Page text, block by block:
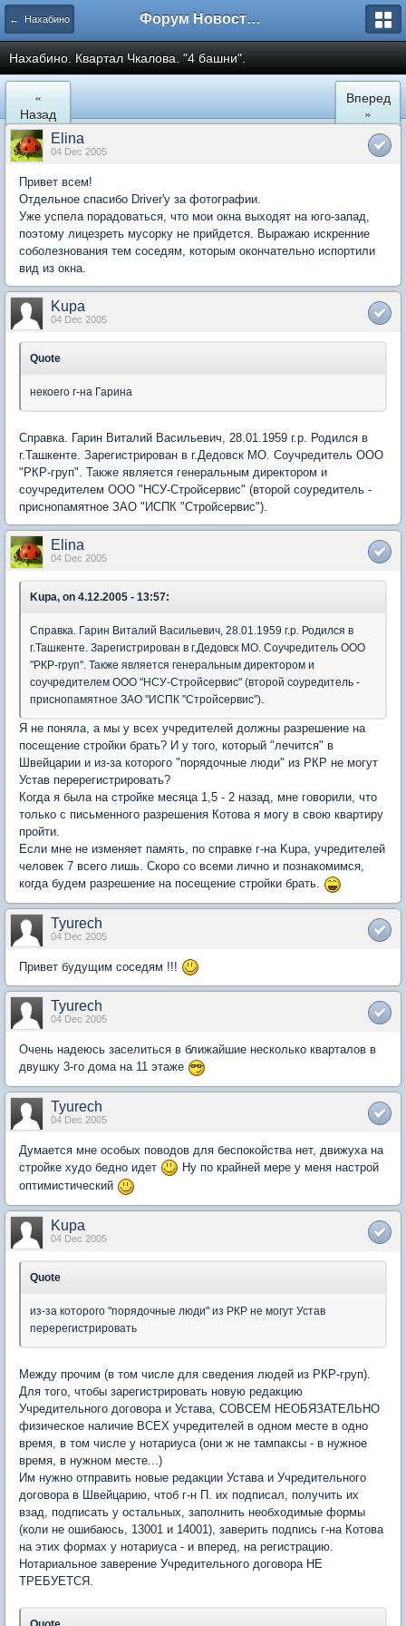
← Нахабино Форум Новостройки
Нахабино. Квартал Чкалова. "4 башни".
«
Назад
Вперед
»
Elina
04 Dec 2005
Привет всем!
Отдельное спасибо Driver'у за фотографии.
Уже успела порадоваться, что мои окна выходят на юго-запад,
поэтому лицезреть мусорку не прийдется. Выражаю искренние
соболезнования тем соседям, которым окончательно испортили
вид из окна.
Kupa
04 Dec 2005
Quote
некоего г-на Гарина
Справка. Гарин Виталий Васильевич, 28.01.1959 г.р. Родился в
г.Ташкенте. Зарегистрирован в г.Дедовск МО. Соучредитель ООО
"РКР-груп". Также является генеральным директором и
соучредителем ООО "НСУ-Стройсервис" (второй соуредитель -
приснопамятное ЗАО "ИСПК "Стройсервис").
Elina
04 Dec 2005
Kupa, on 4.12.2005 - 13:57:
Справка. Гарин Виталий Васильевич, 28.01.1959 г.р. Родился в
г.Ташкенте. Зарегистрирован в г.Дедовск МО. Соучредитель ООО
"РКР-груп". Также является генеральным директором и
соучредителем ООО "НСУ-Стройсервис" (второй соуредитель -
приснопамятное ЗАО "ИСПК "Стройсервис").
Я не поняла, а мы у всех учредителей должны разрешение на
посещение стройки брать? И у того, который "лечится" в
Швейцарии и из-за которого "порядочные люди" из РКР не могут
Устав перерегистрировать?
Когда я была на стройке месяца 1,5 - 2 назад, мне говорили, что
только с письменного разрешения Котова я могу в свою квартиру
пройти.
Если мне не изменяет память, по справке г-на Kupa, учредителей
человек 7 всего лишь. Скоро со всеми лично и познакомимся,
когда будем разрешение на посещение стройки брать.
Tyurech
04 Dec 2005
Привет будущим соседям !!!
Tyurech
04 Dec 2005
Очень надеюсь заселиться в ближайшие несколько кварталов в
двушку 3-го дома на 11 этаже
Tyurech
04 Dec 2005
Думается мне особых поводов для беспокойства нет, движуха на
стройке худо бедно идет
Ну по крайней мере у меня настрой
оптимистический
Kupa
04 Dec 2005
Quote
из-за которого "порядочные люди" из РКР не могут Устав
перерегистрировать
Между прочим (в том числе для сведения людей из РКР-груп).
Для того, чтобы зарегистрировать новую редакцию
Учредительного договора и Устава, СОВСЕМ НЕОБЯЗАТЕЛЬНО
физическое наличие ВСЕХ учредителей в одном месте в одно
время, в том числе у нотариуса (они ж не тампаксы - в нужное
время, в нужном месте...)
Им нужно отправить новые редакции Устава и Учредительного
договора в Швейцарию, чтоб г-н П. их подписал, получить их
взад, подписать у остальных, заполнить необходимые формы
(коли не ошибаюсь, 13001 и 14001), заверить подпись г-на Котова
на этих формах у нотариуса - и вперед, на регистрацию.
Нотариальное заверение Учредительного договора НЕ
ТРЕБУЕТСЯ.